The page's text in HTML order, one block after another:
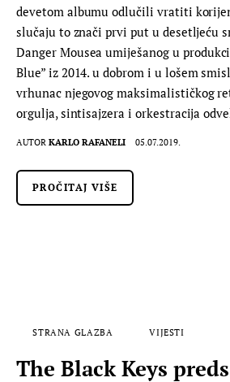
devetom albumu odlučili vratiti
slučaju to znači prvi put u desetljeću
Danger Mousea umiješanog u
Blue” iz 2014. u dobrom i u lošem
vrhunac njegovog maksimalističkog
orgulja, sintisajzera i orkestracija
AUTOR KARLO RAFANELI 05.07.2019.
PROČITAJ VIŠE
STRANA GLAZBA VIJESTI
The Black Keys